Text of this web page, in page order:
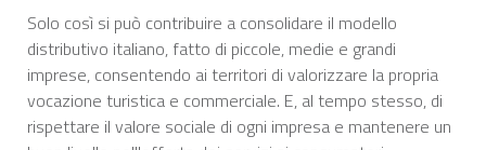
Solo così si può contribuire a consolidare il modello
distributivo italiano, fatto di piccole, medie e grandi
imprese, consentendo ai territori di valorizzare la propria
vocazione turistica e commerciale. E, al tempo stesso, di
rispettare il valore sociale di ogni impresa e mantenere un